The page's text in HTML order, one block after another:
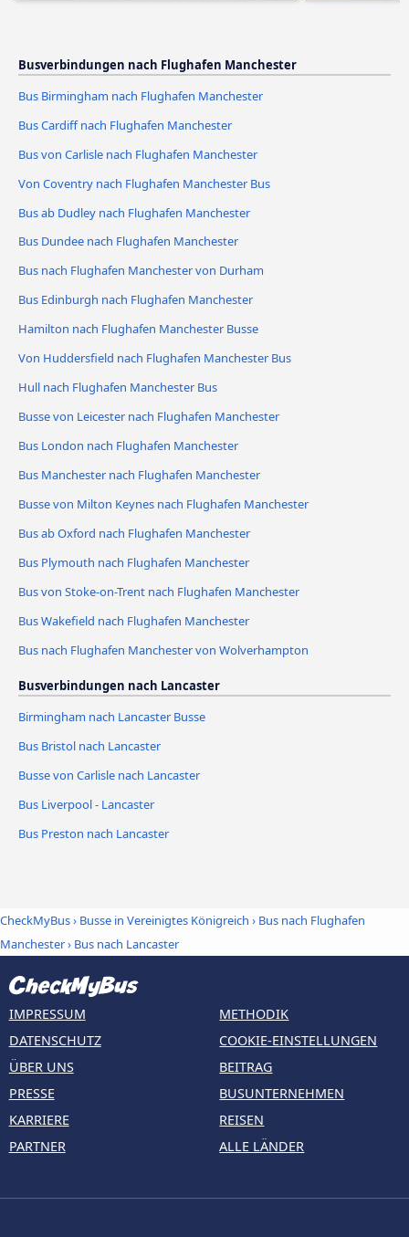
Busverbindungen nach Flughafen Manchester
Bus Birmingham nach Flughafen Manchester
Bus Cardiff nach Flughafen Manchester
Bus von Carlisle nach Flughafen Manchester
Von Coventry nach Flughafen Manchester Bus
Bus ab Dudley nach Flughafen Manchester
Bus Dundee nach Flughafen Manchester
Bus nach Flughafen Manchester von Durham
Bus Edinburgh nach Flughafen Manchester
Hamilton nach Flughafen Manchester Busse
Von Huddersfield nach Flughafen Manchester Bus
Hull nach Flughafen Manchester Bus
Busse von Leicester nach Flughafen Manchester
Bus London nach Flughafen Manchester
Bus Manchester nach Flughafen Manchester
Busse von Milton Keynes nach Flughafen Manchester
Bus ab Oxford nach Flughafen Manchester
Bus Plymouth nach Flughafen Manchester
Bus von Stoke-on-Trent nach Flughafen Manchester
Bus Wakefield nach Flughafen Manchester
Bus nach Flughafen Manchester von Wolverhampton
Busverbindungen nach Lancaster
Birmingham nach Lancaster Busse
Bus Bristol nach Lancaster
Busse von Carlisle nach Lancaster
Bus Liverpool - Lancaster
Bus Preston nach Lancaster
CheckMyBus› Busse in Vereinigtes Königreich › Bus nach Flughafen
Manchester› Bus nach Lancaster
IMPRESSUM
DATENSCHUTZ
ÜBER UNS
PRESSE
KARRIERE
PARTNER
METHODIK
COOKIE-EINSTELLUNGEN
BEITRAG
BUSUNTERNEHMEN
REISEN
ALLE LÄNDER